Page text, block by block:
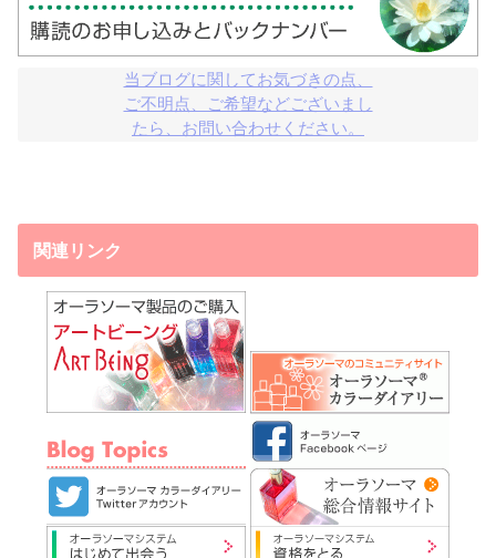
当ブログに関してお気づきの点、
ご不明点、ご希望などございまし
たら、お問い合わせください。
関連リンク